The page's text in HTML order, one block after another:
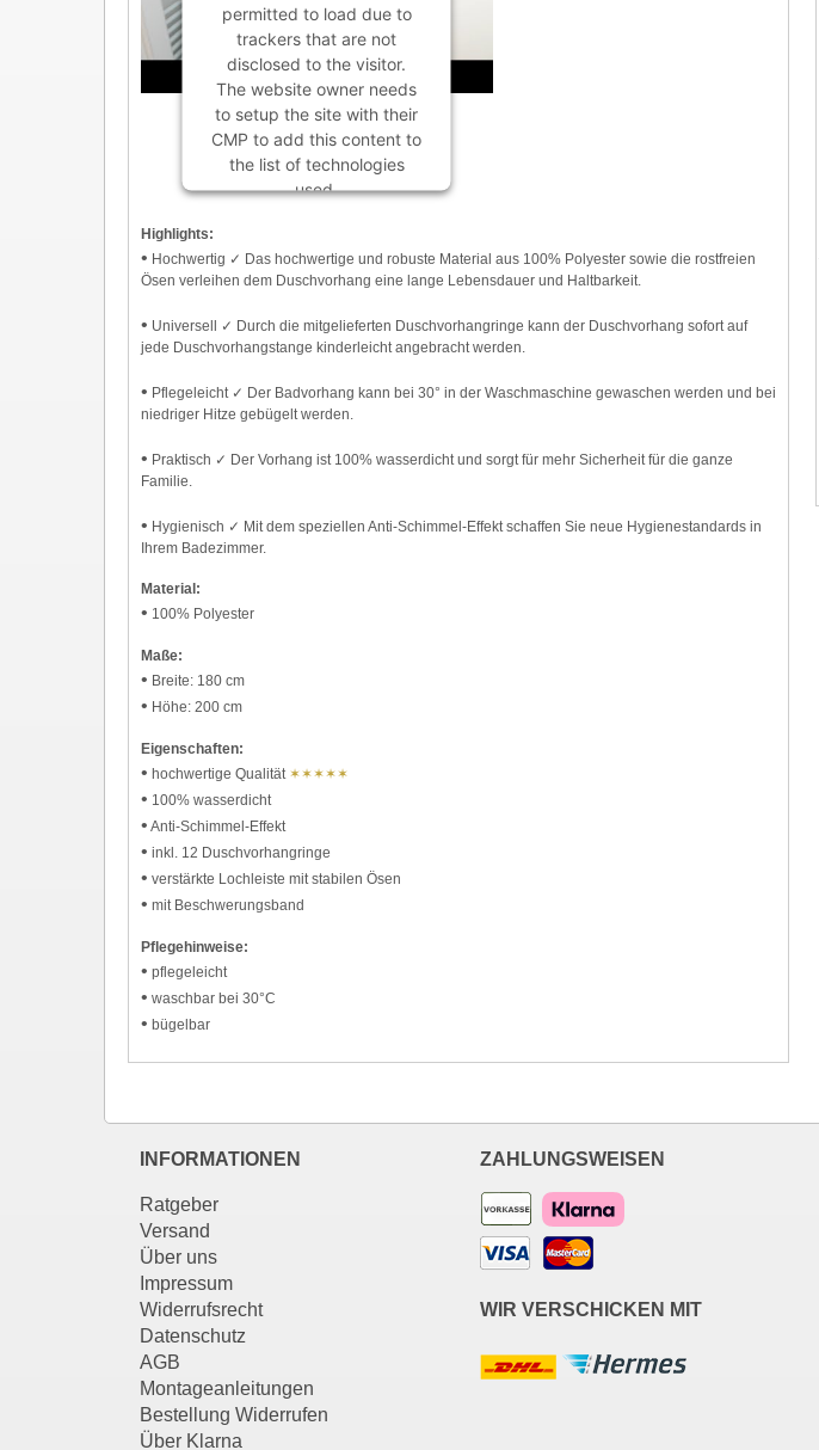
permitted to load due to
trackers that are not
disclosed to the visitor.
The website owner needs
to setup the site with their
CMP to add this content to
the list of technologies
used.
Consent Management
Platform
Highlights:
• Hochwertig ✓ Das hochwertige und robuste Material aus 100% Polyester sowie die rostfreien
Ösen verleihen dem Duschvorhang eine lange Lebensdauer und Haltbarkeit.
• Universell ✓ Durch die mitgelieferten Duschvorhangringe kann der Duschvorhang sofort auf
jede Duschvorhangstange kinderleicht angebracht werden.
• Pflegeleicht ✓ Der Badvorhang kann bei 30° in der Waschmaschine gewaschen werden und bei
niedriger Hitze gebügelt werden.
• Praktisch ✓ Der Vorhang ist 100% wasserdicht und sorgt für mehr Sicherheit für die ganze
Familie.
• Hygienisch ✓ Mit dem speziellen Anti-Schimmel-Effekt schaffen Sie neue Hygienestandards in
Ihrem Badezimmer.
Material:
• 100% Polyester
Maße:
• Breite: 180 cm
• Höhe: 200 cm
Eigenschaften:
• hochwertige Qualität ✶✶✶✶✶
• 100% wasserdicht
• Anti-Schimmel-Effekt
• inkl. 12 Duschvorhangringe
• verstärkte Lochleiste mit stabilen Ösen
• mit Beschwerungsband
Pflegehinweise:
• pflegeleicht
• waschbar bei 30°C
• bügelbar
INFORMATIONEN
Ratgeber
Versand
Über uns
Impressum
Widerrufsrecht
Datenschutz
AGB
Montageanleitungen
Bestellung Widerrufen
Über Klarna
ZAHLUNGSWEISEN
WIR VERSCHICKEN MIT